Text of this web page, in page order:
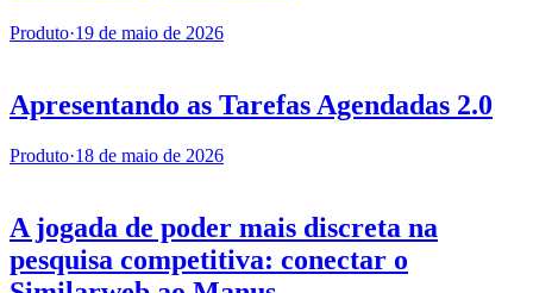
Produto·19 de maio de 2026
Apresentando as Tarefas Agendadas 2.0
Produto·18 de maio de 2026
A jogada de poder mais discreta na
pesquisa competitiva: conectar o